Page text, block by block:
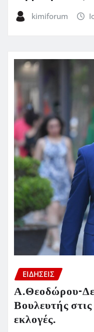
kimiforum
ΕΙΔΗΣΕΙΣ
Α.Θεοδώρου-
Βουλευτής
εκλογές.